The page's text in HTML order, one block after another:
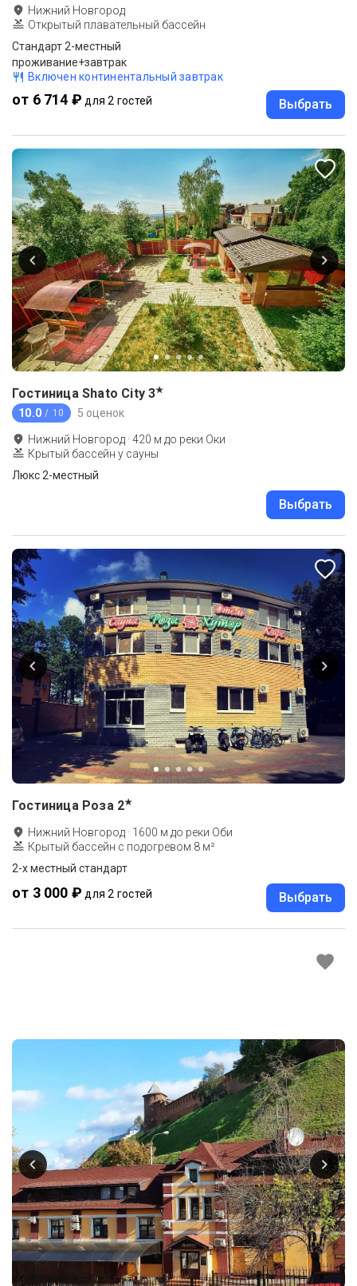
Нижний Новгород
Открытый плавательный бассейн
Стандарт 2-местный
проживание+завтрак
Включен континентальный завтрак
от 6 714 ₽ для 2 гостей Выбрать
Гостиница Shato City 3★
10.0 / 10 5 оценок
Нижний Новгород ·420 м до реки Оки
Крытый бассейн у сауны
Люкс 2-местный
Выбрать
Гостиница Роза 2★
Нижний Новгород · 1600 м до реки Оби
Крытый бассейн с подогревом 8 м²
2-x местный стандарт
от 3 000 ₽ для 2 гостей Выбрать